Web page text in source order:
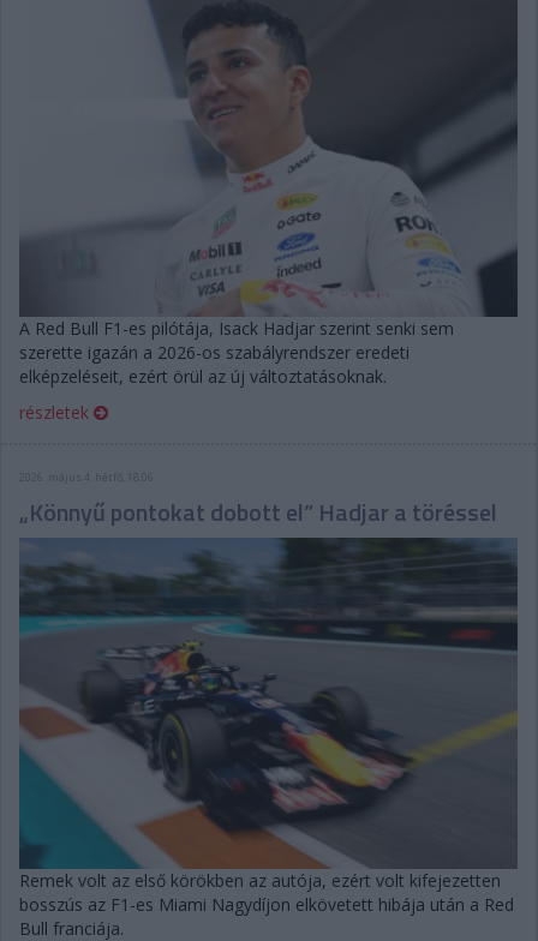
A Red Bull F1-es pilótája, Isack Hadjar szerint senki sem
szerette igazán a 2026-os szabályrendszer eredeti
elképzeléseit, ezért örül az új változtatásoknak.
részletek
2026. május 4. hétfő, 18:06
„Könnyű pontokat dobott el” Hadjar a töréssel
Remek volt az első körökben az autója, ezért volt kifejezetten
bosszús az F1-es Miami Nagydíjon elkövetett hibája után a Red
Bull franciája.